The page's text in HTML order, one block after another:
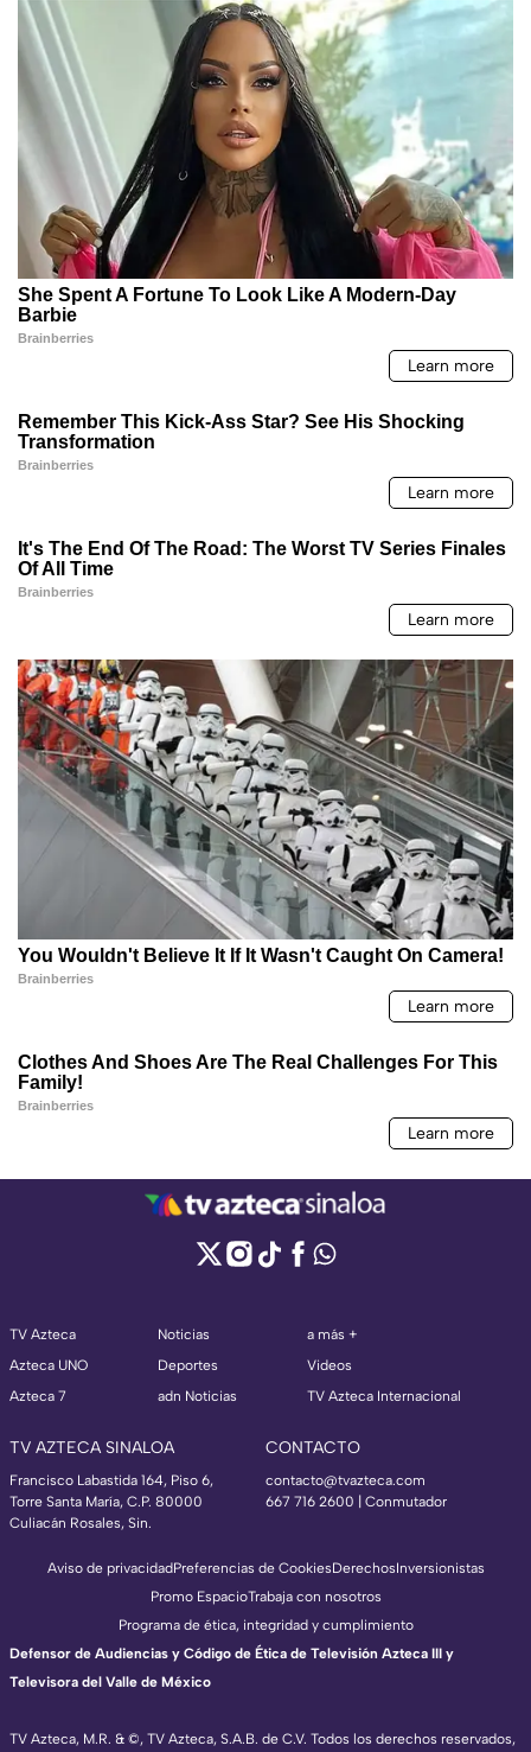
TV Azteca
Azteca UNO
Azteca 7
Noticias
Deportes
adn Noticias
a más +
Videos
TV Azteca Internacional
TV AZTECA SINALOA
Francisco Labastida 164, Piso 6,
Torre Santa María, C.P. 80000
Culiacán Rosales, Sin.
CONTACTO
contacto@tvazteca.com
667 716 2600 | Conmutador
TV Azteca, M.R. & ©, TV Azteca, S.A.B. de C.V. Todos los derechos reservados,
Aviso de privacidadPreferencias de CookiesDerechosInversionistas
Promo EspacioTrabaja con nosotros
Programa de ética, integridad y cumplimiento
Defensor de Audiencias y Código de Ética de Televisión Azteca III y
Televisora del Valle de México